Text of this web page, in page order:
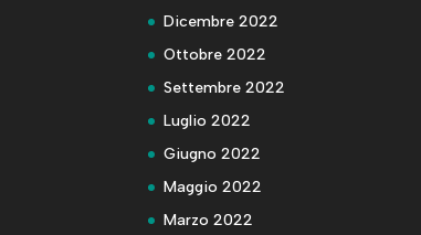
Dicembre 2022
Ottobre 2022
Settembre 2022
Luglio 2022
Giugno 2022
Maggio 2022
Marzo 2022